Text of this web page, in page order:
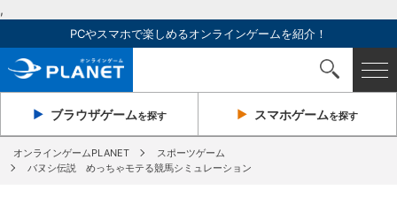
,
PCやスマホで楽しめるオンラインゲームを紹介！
ブラウザゲームを探す スマホゲームを探す
オンラインゲームPLANET
スポーツゲーム
バヌシ伝説 めっちゃモテる競馬シミュレーション